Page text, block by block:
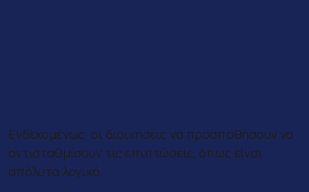
Ενδεχομένως, οι διοικήσεις να προσπαθήσουν να
αντισταθμίσουν τις επιπτώσεις, όπως είναι
απόλυτα λογικό.